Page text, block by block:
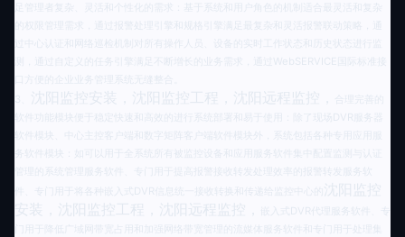
足管理者复杂、灵活和个性化的需求：基于系统和用户角色的机制适合最灵活和复杂
的权限管理需求，通过报警处理引擎和规格引擎满足最复杂和灵活报警联动策略，通
过中心认证和网络巡检机制对所有操作人员、设备的实时工作状态和历史状态进行监
测，通过自定义的任务引擎满足不断增长的业务需求，通过WebSERVICE国际标准接
口方便的企业业务管理系统无缝整合。
沈阳监控安装，沈阳监控工程，沈阳远程监控，
软件功能模块便于稳定快速和高效的进行系统部署和易于使用：除了现场DVR服务器
软件模块、中心主控客户端和数字矩阵客户端软件模块外，系统包括各种专用应用服
务软件模块：如可以用于全系统所有被监控设备和应用服务软件集中配置监测与认证
管理的系统管理服务软件、专门用于提高报警接收转发处理效率的报警转发服务软
件、专门用于将各种嵌入式DVR信息统一接收转换和传递给监控中心的
沈阳监控
安装，沈阳监控工程，沈阳远程监控，
嵌入式DVR代理服务软件、专